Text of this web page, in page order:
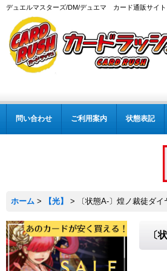
デュエルマスターズ/DM/デュエマ カード通販サイト
問い合わせ ご利用案内 状態表記
ホーム > 【光】 > 〔状態A-〕煌ノ裁徒ダ
〔